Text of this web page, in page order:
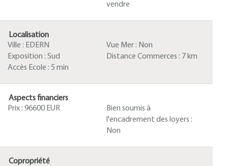
vendre
Localisation
Ville : EDERN Vue Mer : Non
Exposition : Sud Distance Commerces : 7 km
Accès Ecole : 5 min
Aspects financiers
Prix : 96600 EUR
Bien soumis à
l'encadrement des loyers :
Non
Copropriété